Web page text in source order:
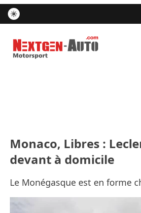
Nextgen-Auto.com
Monaco, Libres :
devant à domicile
Le Monégasque est en forme